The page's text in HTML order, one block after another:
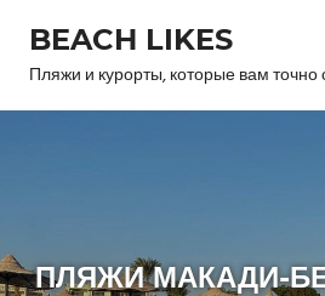
content
BEACH LIKES
Пляжи и курорты, которые вам точно
ПЛЯЖИ МАКАДИ-